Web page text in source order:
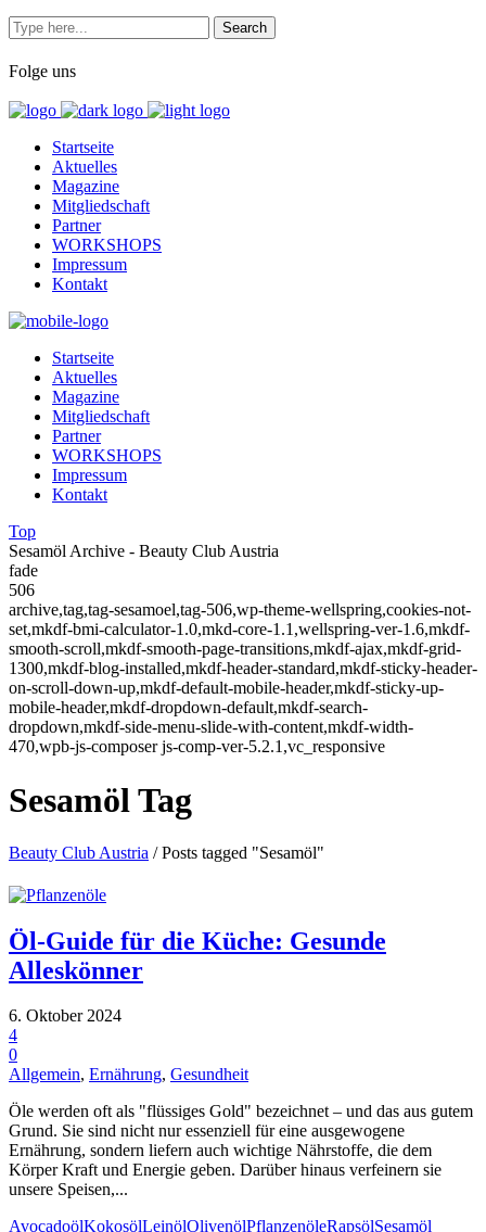
Folge uns
Startseite
Aktuelles
Magazine
Mitgliedschaft
Partner
WORKSHOPS
Impressum
Kontakt
Startseite
Aktuelles
Magazine
Mitgliedschaft
Partner
WORKSHOPS
Impressum
Kontakt
Top
Sesamöl Archive - Beauty Club Austria
fade
506
archive,tag,tag-sesamoel,tag-506,wp-theme-wellspring,cookies-not-
set,mkdf-bmi-calculator-1.0,mkd-core-1.1,wellspring-ver-1.6,mkdf-
smooth-scroll,mkdf-smooth-page-transitions,mkdf-ajax,mkdf-grid-
1300,mkdf-blog-installed,mkdf-header-standard,mkdf-sticky-header-
on-scroll-down-up,mkdf-default-mobile-header,mkdf-sticky-up-
mobile-header,mkdf-dropdown-default,mkdf-search-
dropdown,mkdf-side-menu-slide-with-content,mkdf-width-
470,wpb-js-composer js-comp-ver-5.2.1,vc_responsive
Sesamöl Tag
Beauty Club Austria /Posts tagged "Sesamöl"
Öl-Guide für die Küche: Gesunde
Alleskönner
6. Oktober 2024
4
0
Allgemein, Ernährung, Gesundheit
Öle werden oft als "flüssiges Gold" bezeichnet – und das aus gutem
Grund. Sie sind nicht nur essenziell für eine ausgewogene
Ernährung, sondern liefern auch wichtige Nährstoffe, die dem
Körper Kraft und Energie geben. Darüber hinaus verfeinern sie
unsere Speisen,...
AvocadoölKokosölLeinölOlivenölPflanzenöleRapsölSesamöl